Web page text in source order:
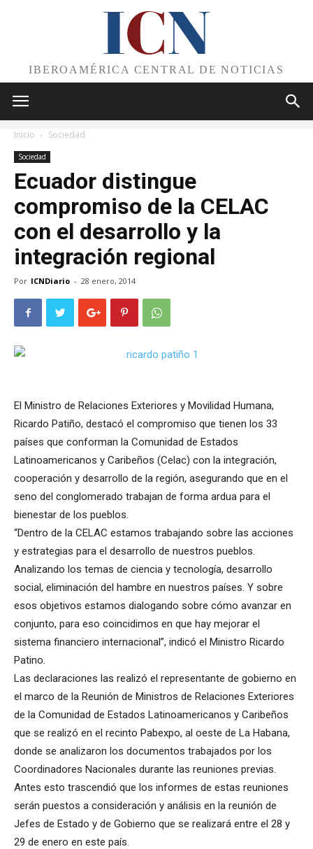
ICN
IBEROAMÉRICA CENTRAL DE NOTICIAS
Inicio Sociedad
Sociedad
Ecuador distingue
compromiso de la CELAC
con el desarrollo y la
integración regional
Por ICNDiario - 28 enero, 2014
El Ministro de Relaciones Exteriores y Movilidad Humana,
Ricardo Patiño, destacó el compromiso que tienen los 33
países que conforman la Comunidad de Estados
Latinoamericanos y Caribeños (Celac) con la integración,
cooperación y desarrollo de la región, asegurando que en el
seno del conglomerado trabajan de forma ardua para el
bienestar de los pueblos.
“Dentro de la CELAC estamos trabajando sobre las acciones
y estrategias para el desarrollo de nuestros pueblos.
Analizando los temas de ciencia y tecnología, desarrollo
social, eliminación del hambre en nuestros países. Y sobre
esos objetivos estamos dialogando sobre cómo avanzar en
conjunto, para eso coincidimos en que hay mejorar el
sistema financiero internacional”, indicó el Ministro Ricardo
Patino.
Las declaraciones las realizó el representante de gobierno en
el marco de la Reunión de Ministros de Relaciones Exteriores
de la Comunidad de Estados Latinoamericanos y Caribeños
que se realizó en el recinto Pabexpo, al oeste de La Habana,
donde se analizaron los documentos trabajados por los
Coordinadores Nacionales durante las reuniones previas.
Antes esto trascendió que los informes de estas reuniones
serán puestos a consideración y análisis en la reunión de
Jefes de Estado y de Gobierno que se realizará entre el 28 y
29 de enero en este país.